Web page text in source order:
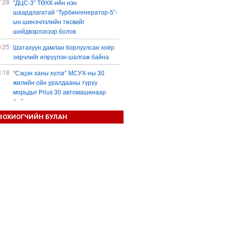
"ДЦС-3” ТӨХК-ийн нэн
шаардлагатай “Турбингенератор-5”-
ын шинэчлэлийн төсвийг
шийдвэрлэхээр болов
Шатахуун дамлан борлуулсан хоёр
зөрчлийг илрүүлэн шалгаж байна
“Сэцэн ханы хүлэг” МСУХ-ны 30
жилийн ойн уралдааны түрүү
морьдыг Prius 30 автомашинаар
байлна
Б.Пүрэвдагва: 103 үйлчилгээний
БУЛАН